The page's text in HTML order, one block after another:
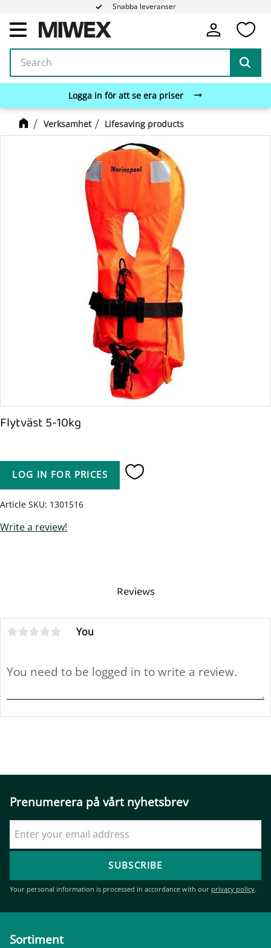
Menu
Snabba leveranser
Logga in för att se era priser
Verksamhet Lifesaving products
Flytväst 5-10kg
LOG IN FOR PRICES Add to favorites
Article SKU 1301516
Write a review!
Reviews
You
Prenumerera på vårt nyhetsbrev
SUBSCRIBE
Your personal information is processed in accordance with our privacy policy.
Sortiment